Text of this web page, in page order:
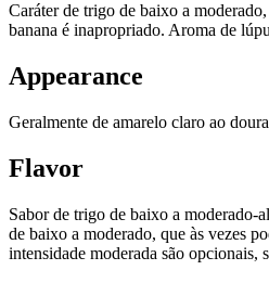
Caráter de trigo de baixo a
banana é inapropriado. Aroma de
Appearance
Geralmente de amarelo claro ao
Flavor
Sabor de trigo de baixo a moderado-
de baixo a moderado, que às vezes
intensidade moderada são opcionais,